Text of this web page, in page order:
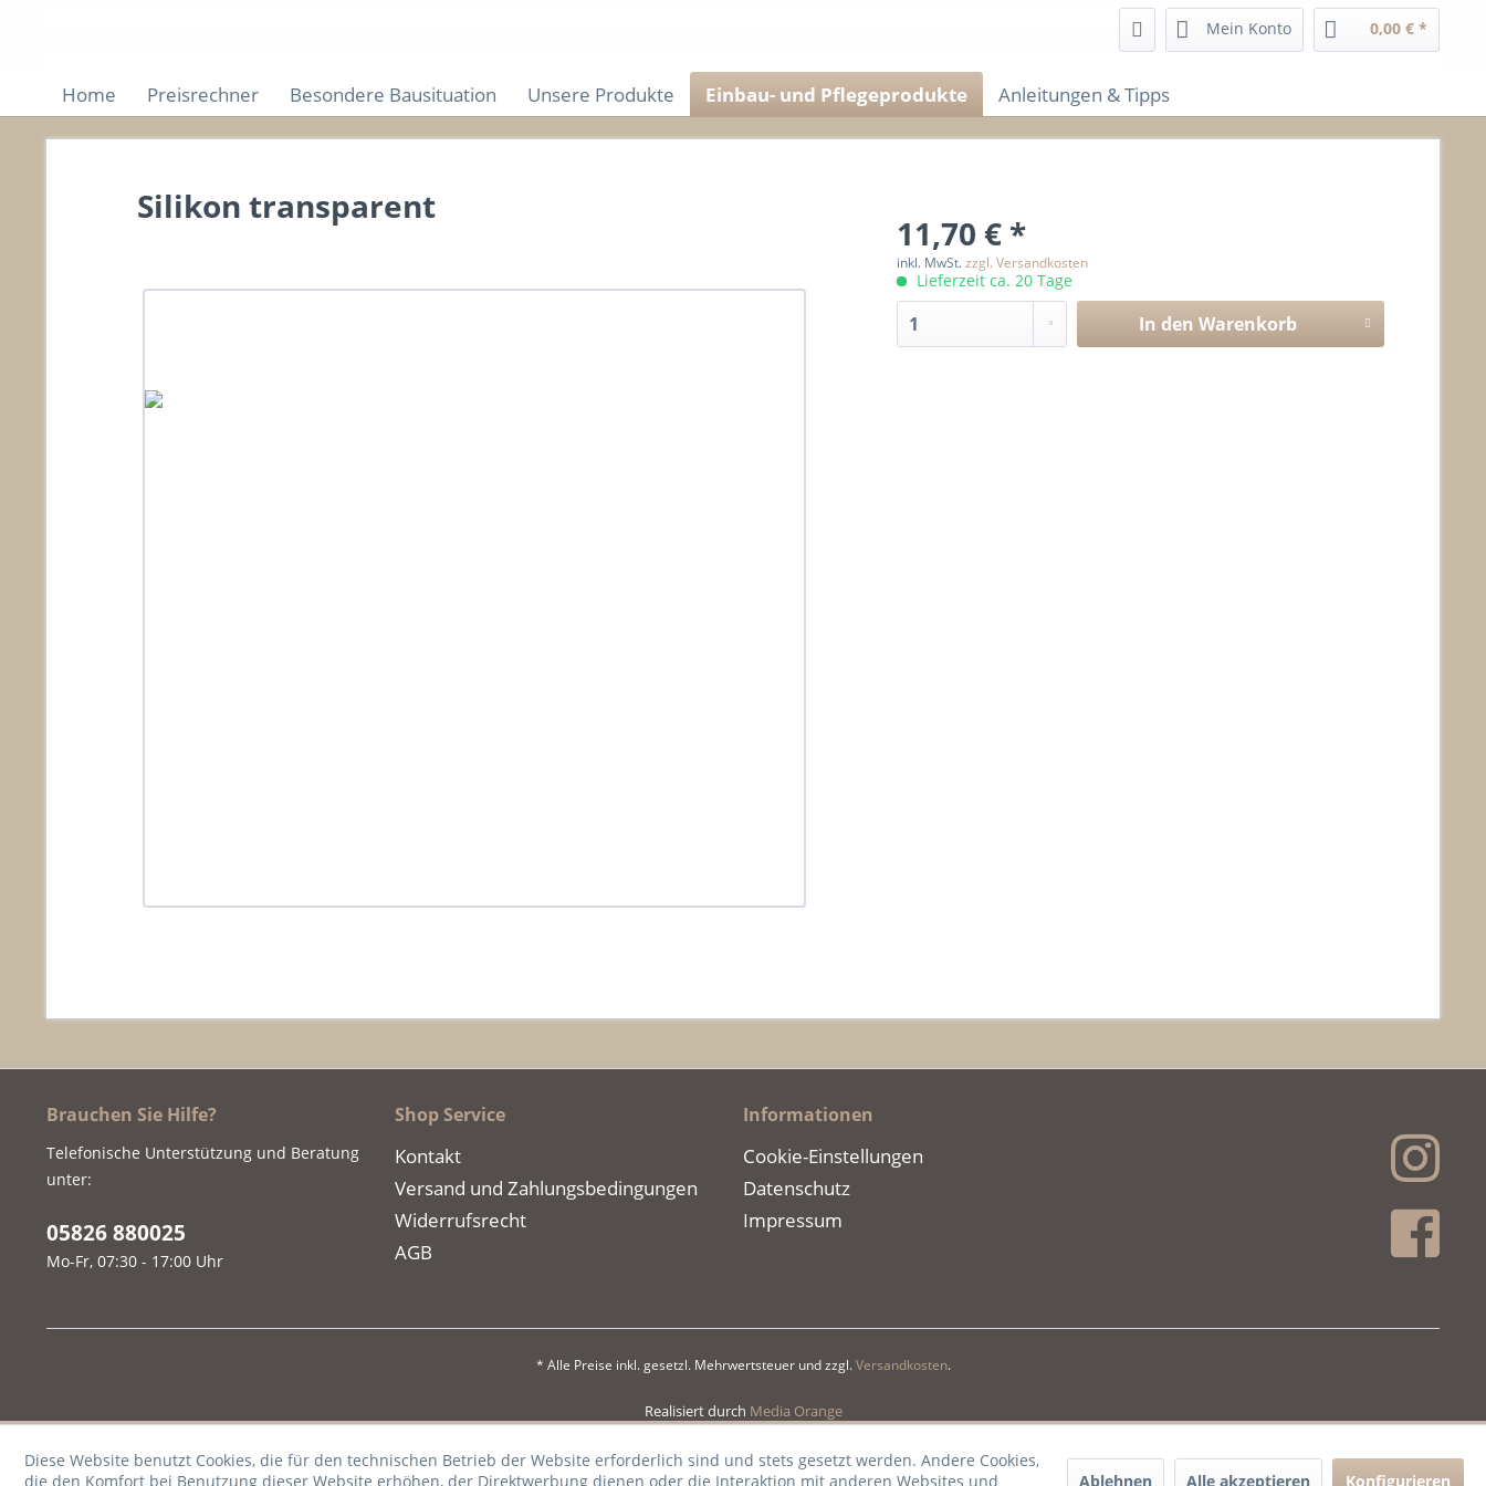
Service/Hilfe
Mein Konto 0,00 € *
Home Preisrechner Besondere Bausituation Unsere Produkte Einbau- und Pflegeprodukte Anleitungen & Tipps
Silikon transparent
11,70 € *
inkl. MwSt.zzgl. Versandkosten
Lieferzeit ca. 20 Tage
In den Warenkorb
Brauchen Sie Hilfe?
Telefonische Unterstützung und Beratung
unter:
05826 880025
Mo-Fr, 07:30 - 17:00 Uhr
Shop Service
Kontakt
Versand und Zahlungsbedingungen
Widerrufsrecht
AGB
Informationen
Cookie-Einstellungen
Datenschutz
Impressum
* Alle Preise inkl. gesetzl. Mehrwertsteuer und zzgl.Versandkosten.
Realisiert durch Media Orange
Diese Website benutzt Cookies, die für den technischen Betrieb der Website erforderlich sind und stets gesetzt werden. Andere Cookies,
die den Komfort bei Benutzung dieser Website erhöhen, der Direktwerbung dienen oder die Interaktion mit anderen Websites und
Ablehnen Alle akzeptieren Konfigurieren